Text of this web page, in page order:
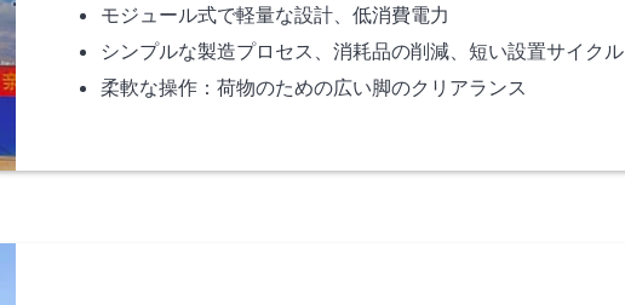
モジュール式で軽量な設計、低消費電力
シンプルな製造プロセス、消耗品の削減、短い設置サイクル
柔軟な操作：荷物のための広い脚のクリアランス